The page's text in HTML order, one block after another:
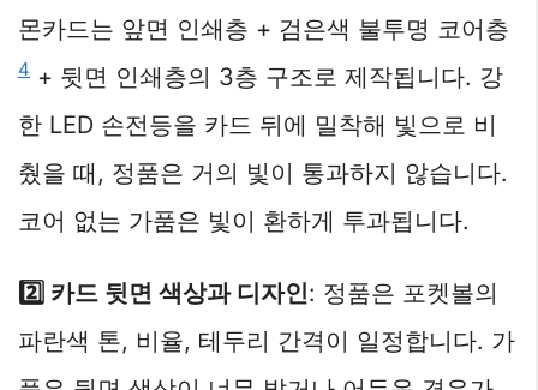
몬카드는 앞면 인쇄층 + 검은색 불투명 코어층
4 + 뒷면 인쇄층의 3층 구조로 제작됩니다. 강
한 LED 손전등을 카드 뒤에 밀착해 빛으로 비
췄을 때, 정품은 거의 빛이 통과하지 않습니다.
코어 없는 가품은 빛이 환하게 투과됩니다.
2️⃣ 카드 뒷면 색상과 디자인: 정품은 포켓볼의
파란색 톤, 비율, 테두리 간격이 일정합니다. 가